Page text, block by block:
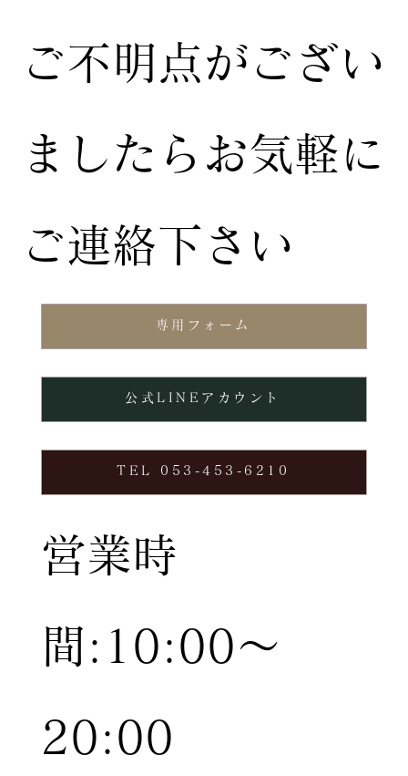
専用フォーム
TEL 053-453-6210
公式LINEアカウント
ご不明点がござい
ましたらお気軽に
ご連絡下さい
営業時
間:10:00〜
20:00